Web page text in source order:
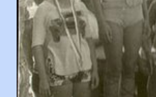
protesto eylemiyle
adına açıklama yapan şahsı
söylüyoruz. Bu son
ait tanıtıcı ilanların
Belediyesi ile mağazaların